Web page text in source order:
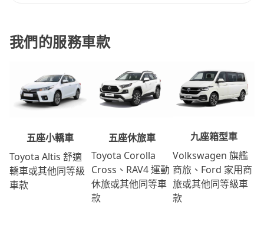
我們的服務車款
五座小轎車
Toyota Altis 舒適
轎車或其他同等級
車款
五座休旅車
Toyota Corolla
Cross、RAV4 運動
休旅或其他同等車
款
九座箱型車
Volkswagen 旗艦
商旅、Ford 家用商
旅或其他同等級車
款